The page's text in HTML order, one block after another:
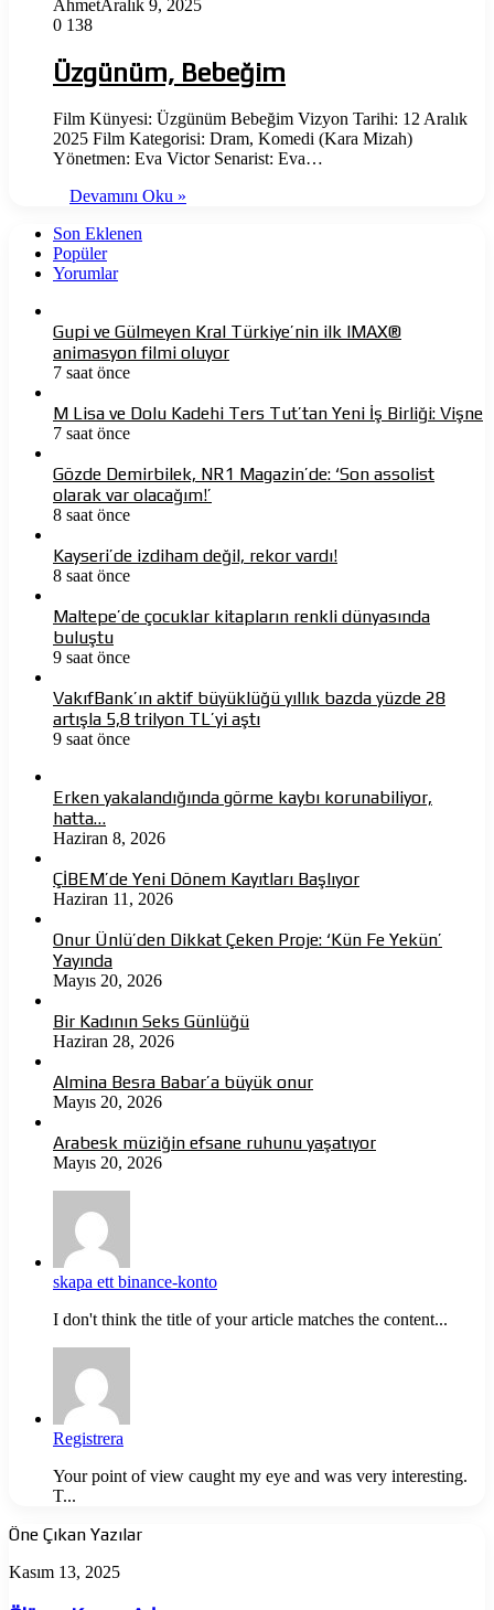
AhmetAralık 9, 2025
0 138
Üzgünüm, Bebeğim
Film Künyesi: Üzgünüm Bebeğim Vizyon Tarihi: 12 Aralık
2025 Film Kategorisi: Dram, Komedi (Kara Mizah)
Yönetmen: Eva Victor Senarist: Eva…
Devamını Oku »
Son Eklenen
Popüler
Yorumlar
Gupi ve Gülmeyen Kral Türkiye’nin ilk IMAX®
animasyon filmi oluyor
7 saat önce
M Lisa ve Dolu Kadehi Ters Tut’tan Yeni İş Birliği: Vişne
7 saat önce
Gözde Demirbilek, NR1 Magazin’de: ‘Son assolist
olarak var olacağım!’
8 saat önce
Kayseri’de izdiham değil, rekor vardı!
8 saat önce
Maltepe’de çocuklar kitapların renkli dünyasında
buluştu
9 saat önce
VakıfBank’ın aktif büyüklüğü yıllık bazda yüzde 28
artışla 5,8 trilyon TL’yi aştı
9 saat önce
Erken yakalandığında görme kaybı korunabiliyor,
hatta…
Haziran 8, 2026
ÇİBEM’de Yeni Dönem Kayıtları Başlıyor
Haziran 11, 2026
Onur Ünlü’den Dikkat Çeken Proje: ‘Kün Fe Yekün’
Yayında
Mayıs 20, 2026
Bir Kadının Seks Günlüğü
Haziran 28, 2026
Almina Besra Babar’a büyük onur
Mayıs 20, 2026
Arabesk müziğin efsane ruhunu yaşatıyor
Mayıs 20, 2026
skapa ett binance-konto
I don't think the title of your article matches the content...
Registrera
Your point of view caught my eye and was very interesting.
T...
Öne Çıkan Yazılar
Ölüme
Kasım 13, 2025